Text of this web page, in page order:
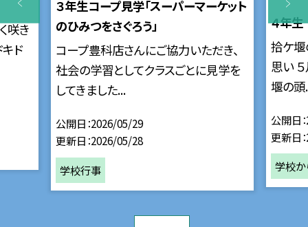
咲き
ド
３年生コープ見学「スーパーマーケット
のひみつをさぐろう」
コープ豊科店さんにご協力いただき、
社会の学習としてクラスごとに見学を
してきました...
公開日 2026/05/29
更新日 2026/05/28
学校行事
４年
拾ケ堰
思い
堰の頭
公開日
更新日
学校か